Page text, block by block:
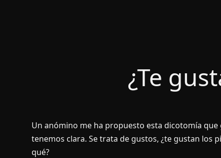
¿Te
Un anómino me ha propuesto esta dicotomí­a
tenemos clara. Se trata de gustos, ¿te gustan los
qué?